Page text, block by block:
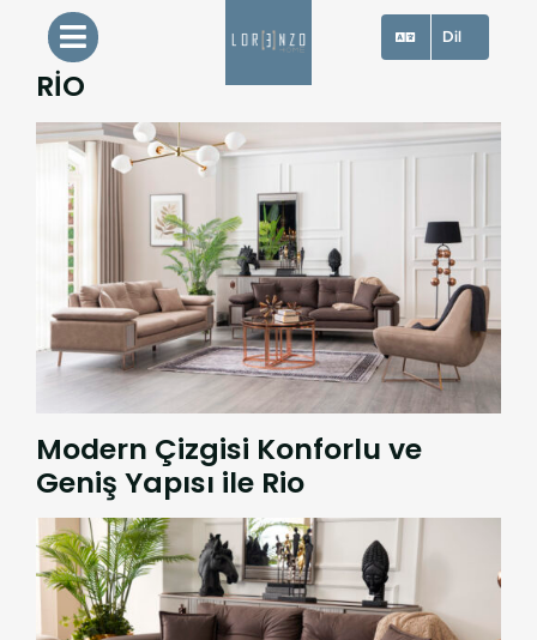
content
Dil
RİO
Modern Çizgisi Konforlu ve
Geniş Yapısı ile Rio